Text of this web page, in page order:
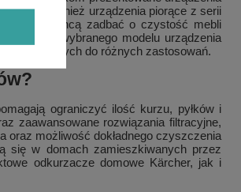
są również urządzenia piorące z serii
które chcą zadbać o czystość mebli
od wybranego modelu urządzenia
dopasowanych do różnych zastosowań.
ograniczyć ilość kurzu, pyłków i
zaawansowane rozwiązania filtracyjne,
oraz możliwość dokładnego czyszczenia
się w domach zamieszkiwanych przez
odkurzacze domowe Kärcher, jak i